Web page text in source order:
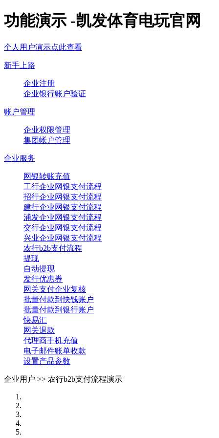
功能演示 -凯发体育电玩官网
个人用户演示点此查看
新手上路
企业注册
企业银行账户验证
账户管理
企业权限管理
集团帐户管理
企业服务
网银转账充值
工行企业网银支付流程
招行企业网银支付流程
建行企业网银支付流程
浦发企业网银支付流程
交行企业网银支付流程
兴业企业网银支付流程
农行b2b支付流程
提现
自动提现
发行优惠券
网关支付企业复核
批量付款到快钱账户
批量付款到银行账户
快易汇
网关退款
代理商手机充值
电子邮件账单收款
设置产品参数
企业用户 >> 农行b2b支付流程演示